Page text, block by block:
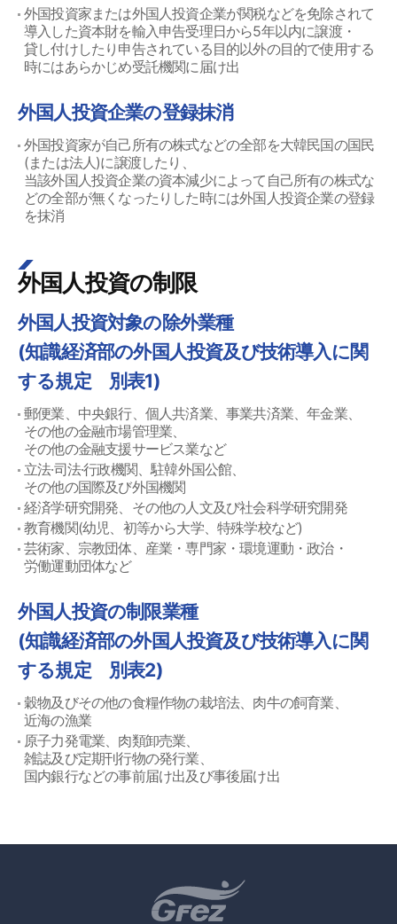
外国投資家または外国人投資企業が関税などを免除されて
導入した資本財を輸入申告受理日から5年以内に譲渡・
貸し付けしたり申告されている目的以外の目的で使用する
時にはあらかじめ受託機関に届け出
外国人投資企業の登録抹消
外国投資家が自己所有の株式などの全部を大韓民国の国民
(または法人)に譲渡したり、
当該外国人投資企業の資本減少によって自己所有の株式な
どの全部が無くなったりした時には外国人投資企業の登録
を抹消
外国人投資の制限
外国人投資対象の除外業種
(知識経済部の外国人投資及び技術導入に関
する規定 別表1)
郵便業、中央銀行、個人共済業、事業共済業、年金業、
その他の金融市場管理業、
その他の金融支援サービス業など
立法·司法·行政機関、駐韓外国公館、
その他の国際及び外国機関
経済学研究開発、その他の人文及び社会科学研究開発
教育機関(幼児、初等から大学、特殊学校など)
芸術家、宗教団体、産業・専門家・環境運動・政治・
労働運動団体など
外国人投資の制限業種
(知識経済部の外国人投資及び技術導入に関
する規定 別表2)
穀物及びその他の食糧作物の栽培法、肉牛の飼育業、
近海の漁業
原子力発電業、肉類卸売業、
雑誌及び定期刊行物の発行業、
国内銀行などの事前届け出及び事後届け出